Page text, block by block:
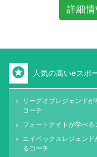
詳細情
stars 人気の高いeスポ
keyboard_arrow_right
リーグオブレジェンドが
コーチ
keyboard_arrow_right フォートナイトが学べる
keyboard_arrow_right
エイペックスレジェンド
るコーチ